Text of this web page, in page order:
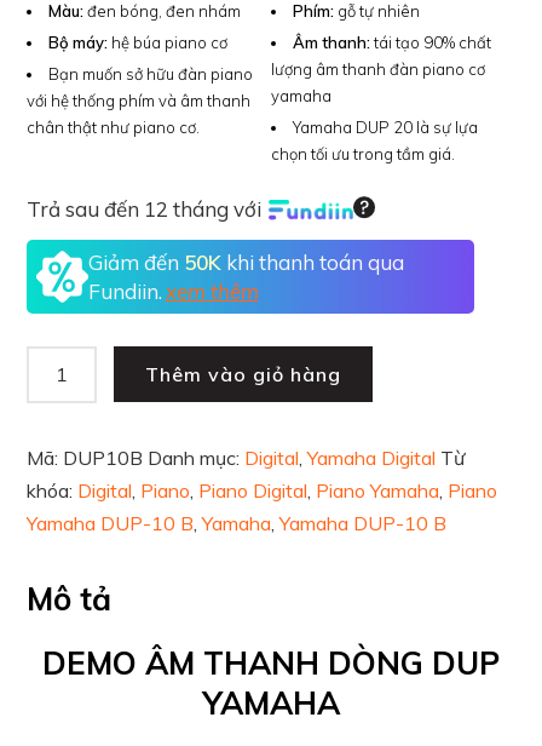
Màu: đen bóng, đen nhám
Bộ máy: hệ búa piano cơ
Bạn muốn sở hữu đàn piano
với hệ thống phím và âm thanh
chân thật như piano cơ.
Phím: gỗ tự nhiên
Âm thanh:tái tạo 90% chất
lượng âm thanh đàn piano cơ
yamaha
Yamaha DUP 20 là sự lựa
chọn tối ưu trong tầm giá.
Trả sau đến 12 tháng với
Giảm đến 50K khi thanh toán qua
Fundiin. xem thêm
Thêm vào giỏ hàng
Mã: DUP10B Danh mục: Digital,Yamaha Digital Từ
khóa: Digital, Piano, Piano Digital, Piano Yamaha, Piano
Yamaha DUP-10 B,Yamaha,Yamaha DUP-10 B
Mô tả
DEMO ÂM THANH DÒNG DUP
YAMAHA